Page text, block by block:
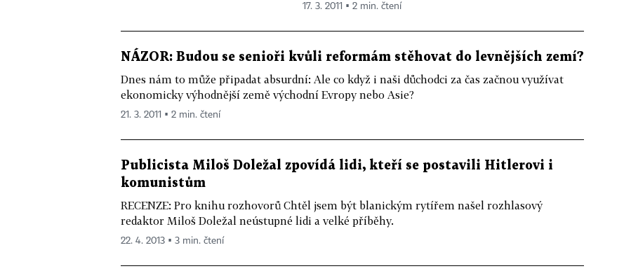
17. 3. 2011 ▪ 2 min. čtení
NÁZOR: Budou se senioři kvůli reformám stěhovat do levnějších zemí?
Dnes nám to může připadat absurdní: Ale co když i naši důchodci za čas začnou využívat
ekonomicky výhodnější země východní Evropy nebo Asie?
21. 3. 2011 ▪ 2 min. čtení
Publicista Miloš Doležal zpovídá lidi, kteří se postavili Hitlerovi i
komunistům
RECENZE: Pro knihu rozhovorů Chtěl jsem být blanickým rytířem našel rozhlasový
redaktor Miloš Doležal neústupné lidi a velké příběhy.
22. 4. 2013 ▪ 3 min. čtení